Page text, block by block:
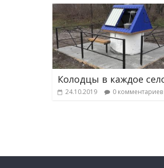
Колодцы в каждое
24.10.2019 0 комментариев